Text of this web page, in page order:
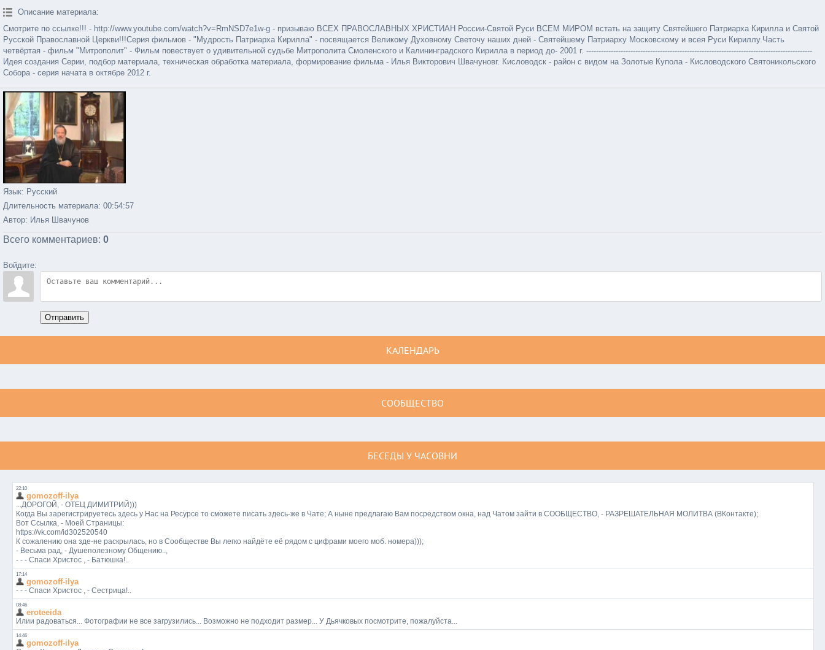
Описание материала:
Смотрите по ссылке!!! - http://www.youtube.com/watch?v=RmNSD7e1w-g - призываю ВСЕХ ПРАВОСЛАВНЫХ ХРИСТИАН России-Святой Руси ВСЕМ МИРОМ встать на защиту Святейшего Патриарха Кирилла и Святой
Русской Православной Церкви!!!Серия фильмов - "Мудрость Патриарха Кирилла" - посвящается Великому Духовному Светочу наших дней - Святейшему Патриарху Московскому и всея Руси Кириллу.Часть
четвёртая - фильм "Митрополит" - Фильм повествует о удивительной судьбе Митрополита Смоленского и Калининградского Кирилла в период до- 2001 г. --------------------------------------------------------------------------------------------
Идея создания Серии, подбор материала, техническая обработка материала, формирование фильма - Илья Викторович Швачуновг. Кисловодск - район с видом на Золотые Купола - Кисловодского Святоникольского
Собора - серия начата в октябре 2012 г.
Язык: Русский
Длительность материала: 00:54:57
Автор: Илья Швачунов
Всего комментариев: 0
Войдите:
Отправить
КАЛЕНДАРЬ
СООБЩЕСТВО
БЕСЕДЫ У ЧАСОВНИ